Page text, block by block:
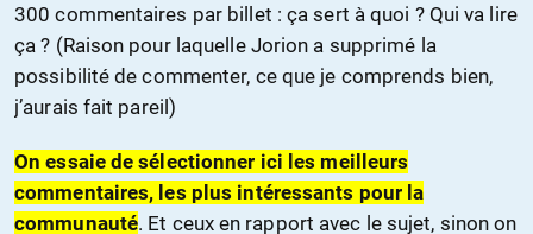
300 commentaires par billet : ça sert à quoi ? Qui va lire
ça ? (Raison pour laquelle Jorion a supprimé la
possibilité de commenter, ce que je comprends bien,
j’aurais fait pareil)
On essaie de sélectionner ici les meilleurs
commentaires, les plus intéressants pour la
communauté. Et ceux en rapport avec le sujet, sinon on